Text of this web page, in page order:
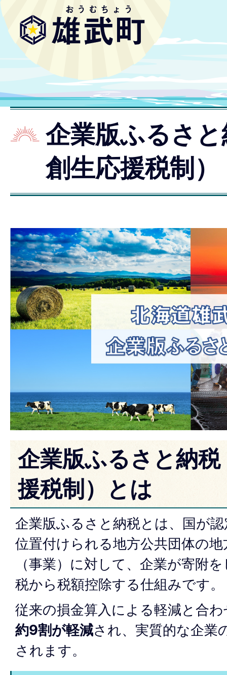
企業版ふるさ
創生応援税制）
企業版ふるさと納
援税制）とは
企業版ふるさと納税とは、国が
位置付けられる地方公共団体の
（事業）に対して、企業が寄附
税から税額控除する仕組みです。
従来の損金算入による軽減と合
約9割が軽減され、実質的な企業
されます。